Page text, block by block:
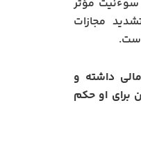
سوءنیت مؤثر
مجازات
داشته و
برای او حکم